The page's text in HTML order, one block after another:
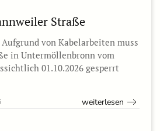
Straße
von Kabelarbeiten muss
in Untermöllenbronn vom
01.10.2026 gesperrt
weiterlesen